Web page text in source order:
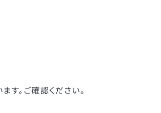
す。ご確認ください。